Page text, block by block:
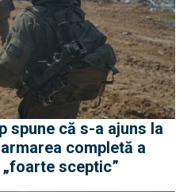
spune că s-a ajuns la
completă a
sceptic”